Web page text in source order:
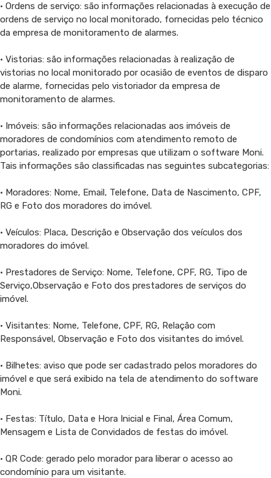
• Ordens de serviço: são informações relacionadas à execução de
ordens de serviço no local monitorado, fornecidas pelo técnico
da empresa de monitoramento de alarmes.
• Vistorias: são informações relacionadas à realização de
vistorias no local monitorado por ocasião de eventos de disparo
de alarme, fornecidas pelo vistoriador da empresa de
monitoramento de alarmes.
• Imóveis: são informações relacionadas aos imóveis de
moradores de condomínios com atendimento remoto de
portarias, realizado por empresas que utilizam o software Moni.
Tais informações são classificadas nas seguintes subcategorias:
• Moradores: Nome, Email, Telefone, Data de Nascimento, CPF,
RG e Foto dos moradores do imóvel.
• Veículos: Placa, Descrição e Observação dos veículos dos
moradores do imóvel.
• Prestadores de Serviço: Nome, Telefone, CPF, RG, Tipo de
Serviço,Observação e Foto dos prestadores de serviços do
imóvel.
• Visitantes: Nome, Telefone, CPF, RG, Relação com
Responsável, Observação e Foto dos visitantes do imóvel.
• Bilhetes: aviso que pode ser cadastrado pelos moradores do
imóvel e que será exibido na tela de atendimento do software
Moni.
• Festas: Título, Data e Hora Inicial e Final, Área Comum,
Mensagem e Lista de Convidados de festas do imóvel.
• QR Code: gerado pelo morador para liberar o acesso ao
condomínio para um visitante.